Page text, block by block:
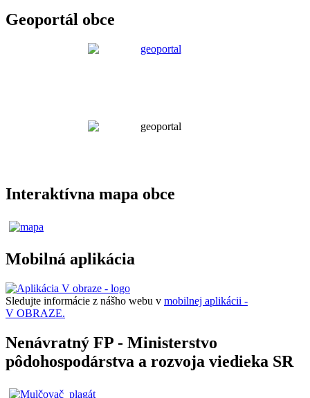
Geoportál obce
Interaktívna mapa obce
Mobilná aplikácia
Sledujte informácie z nášho webu v mobilnej aplikácii -
V OBRAZE.
Nenávratný FP - Ministerstvo
pôdohospodárstva a rozvoja viedieka SR